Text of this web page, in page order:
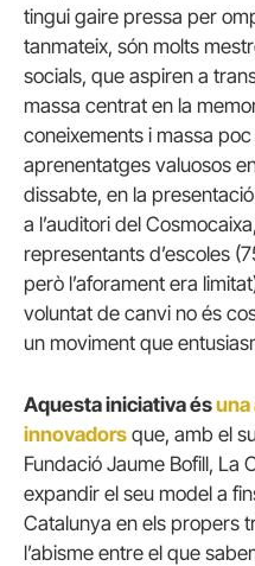
tingui gaire pressa per
tanmateix, són molts
socials, que aspiren a
massa centrat en la
coneixements i massa
aprenentatges valuosos
dissabte, en la
a l’auditori del
representants d’escoles
però l’aforament era
voluntat de canvi no és
un moviment que
Aquesta iniciativaésuna
innovadors que, amb el
Fundació Jaume Bofill, La
expandir el seu model a
Catalunya en els propers
l’abisme entre el que